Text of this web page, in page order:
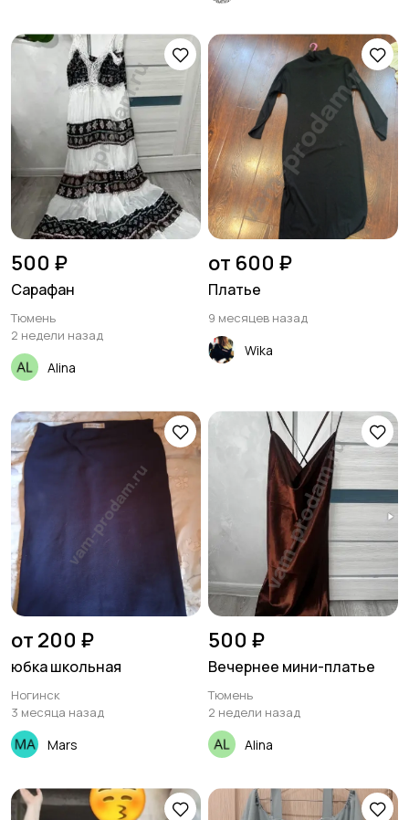
500 ₽
Сарафан
Тюмень
2 недели назад
Alina
от 600 ₽
Платье
9 месяцев назад
Wika
от 200 ₽
юбка школьная
Ногинск
3 месяца назад
Mars
500 ₽
Вечернее мини-платье
Тюмень
2 недели назад
Alina